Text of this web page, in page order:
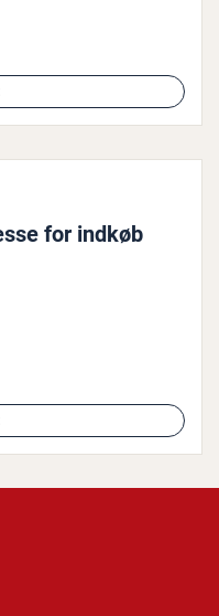
for indkøb